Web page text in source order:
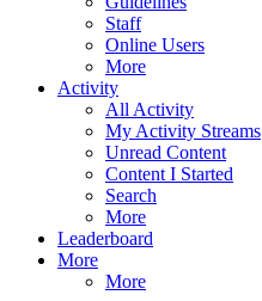
Staff
Online Users
More
Activity
All Activity
My Activity Streams
Unread Content
Content I Started
Search
More
Leaderboard
More
More